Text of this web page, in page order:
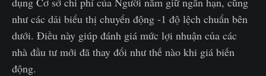
như các dải biểu thị chuyển động -1 độ lệch chuẩn bên
dưới. Điều này giúp đánh giá mức lợi nhuận của các
nhà đầu tư mới đã thay đổi như thế nào khi giá biến
động.